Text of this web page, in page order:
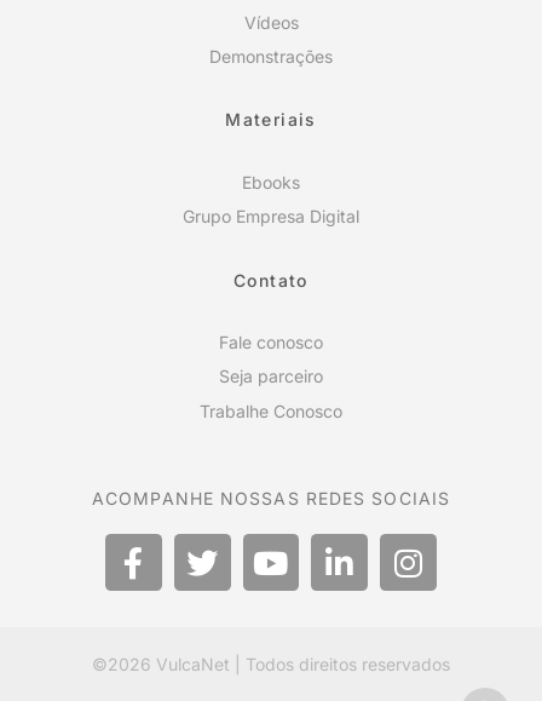
Vídeos
Demonstrações
Materiais
Ebooks
Grupo Empresa Digital
Contato
Fale conosco
Seja parceiro
Trabalhe Conosco
ACOMPANHE NOSSAS REDES SOCIAIS
©2026 VulcaNet | Todos direitos reservados